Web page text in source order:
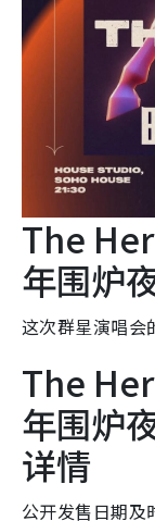
The
年围炉
这次群星演唱会
The
年围炉
详情
公开发售日期